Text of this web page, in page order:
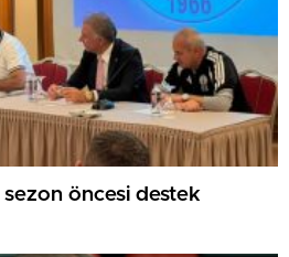
sezon öncesi destek